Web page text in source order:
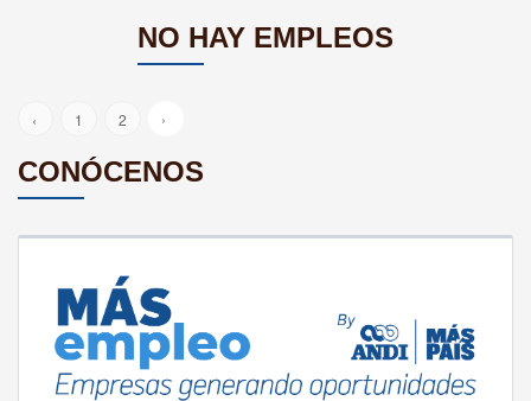
NO HAY EMPLEOS
‹ 1 2 ›
CONÓCENOS